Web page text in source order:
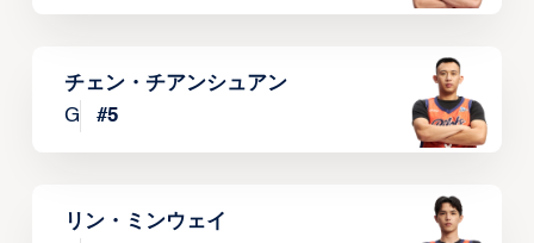
チェン・チアンシュアン
G
#5
リン・ミンウェイ